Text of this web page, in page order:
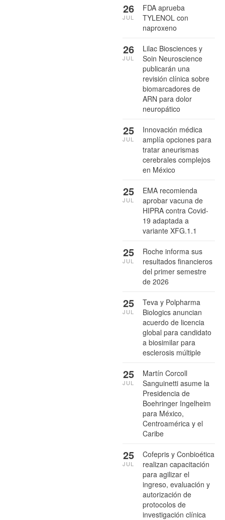
FDA aprueba
TYLENOL con
naproxeno
26
JUL
Lilac Biosciences y
Soin Neuroscience
publicarán una
revisión clínica sobre
biomarcadores de
ARN para dolor
neuropático
26
JUL
Innovación médica
amplía opciones para
tratar aneurismas
cerebrales complejos
en México
25
JUL
EMA recomienda
aprobar vacuna de
HIPRA contra Covid-
19 adaptada a
variante XFG.1.1
25
JUL
Roche informa sus
resultados financieros
del primer semestre
de 2026
25
JUL
Teva y Polpharma
Biologics anuncian
acuerdo de licencia
global para candidato
a biosimilar para
esclerosis múltiple
25
JUL
Martín Corcoll
Sanguinetti asume la
Presidencia de
Boehringer Ingelheim
para México,
Centroamérica y el
Caribe
25
JUL
Cofepris y Conbioética
realizan capacitación
para agilizar el
ingreso, evaluación y
autorización de
protocolos de
investigación clínica
25
JUL